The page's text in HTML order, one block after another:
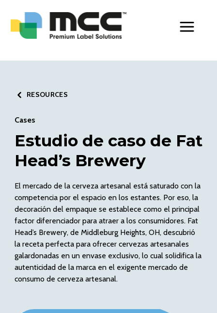
RESOURCES
Cases
Estudio de caso de Fat
Head’s Brewery
El mercado de la cerveza artesanal está saturado con la
competencia por el espacio en los estantes. Por eso, la
decoración del empaque se establece como el principal
factor diferenciador para atraer a los consumidores. Fat
Head’s Brewery, de Middleburg Heights, OH, descubrió
la receta perfecta para ofrecer cervezas artesanales
galardonadas en un envase exclusivo, lo cual solidifica la
autenticidad de la marca en el exigente mercado de
consumo de cerveza artesanal.